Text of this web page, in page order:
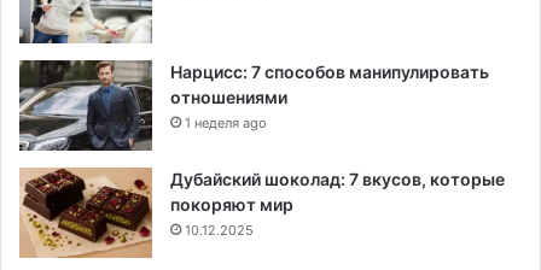
Нарцисс: 7 способов манипулировать
отношениями
1 неделя ago
Дубайский шоколад: 7 вкусов, которые
покоряют мир
10.12.2025